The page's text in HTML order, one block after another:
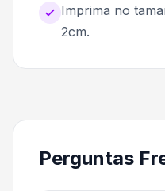
Imprima no
2cm.
Perguntas